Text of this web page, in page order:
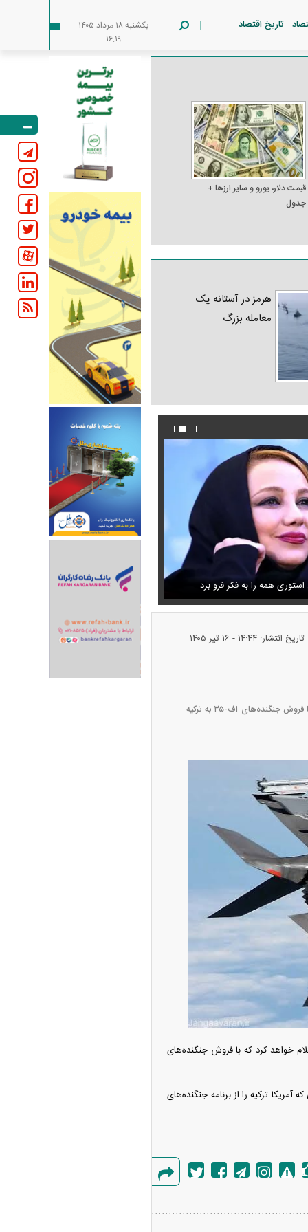
تاریخ اقتصاد
يکشنبه ۱۸ مرداد ۱۴۰۵
۱۶:۱۹
قیمت دلار، یورو و سایر ارز‌ها +
جدول
هرمز در آستانه یک
معامله بزرگ
که مهران مدیری برایش
فیلم/ پزشکیان: دشمنان می‌دانند چه کسانی را
همه را به فکر فرو برد حذف خبر مربوط به محسن رضایی از
تاریخ انتشار: ۱۴:۴۴ - ۱۶ تير ۱۴۰۵
منابع آمریکایی اعلام کردند دونالد ترامپ، رئیس‌جمهور آمریکا، در نشست پیش‌رو ناتو احتمالاً اعلام خواهد کرد که با فروش جنگنده‌های اف-۳۵ به ترکیه
خواهد کرد که با فروش جنگنده‌های
ترکیه را از برنامه جنگنده‌های
گزارش
پیش‌بینی بورس امروز دوشنبه ۱۲ مرداد ماه
شد/ جهش گواهی
شیائومی میکس فولد